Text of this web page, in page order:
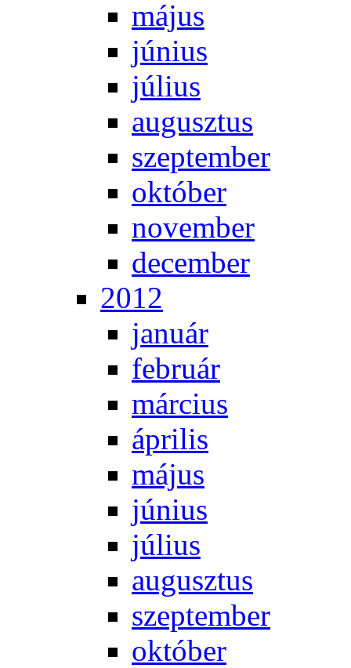
má­jus
jú­ni­us
jú­li­us
au­gusz­tus
szep­tem­ber
ok­tó­ber
no­vem­ber
de­cem­ber
2012
ja­nu­ár
feb­ru­ár
már­ci­us
áp­ri­lis
má­jus
jú­ni­us
jú­li­us
au­gusz­tus
szep­tem­ber
ok­tó­ber